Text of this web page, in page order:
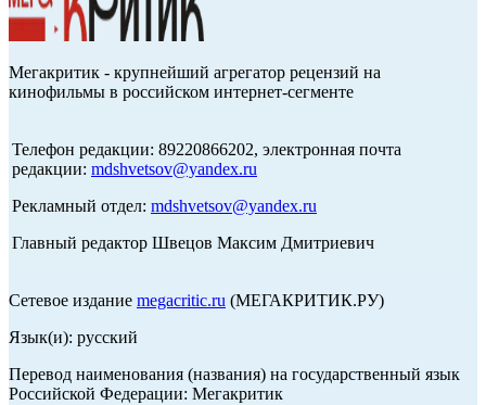
Мегакритик - крупнейший агрегатор рецензий на
кинофильмы в российском интернет-сегменте
Телефон редакции: 89220866202, электронная почта
редакции: mdshvetsov@yandex.ru
Рекламный отдел: mdshvetsov@yandex.ru
Главный редактор Швецов Максим Дмитриевич
Сетевое издание megacritic.ru (МЕГАКРИТИК.РУ)
Язык(и): русский
Перевод наименования (названия) на государственный язык
Российской Федерации: Мегакритик